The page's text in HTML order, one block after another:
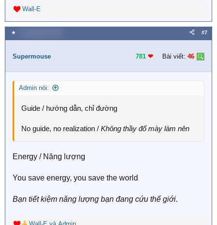
R
e
a
c
i
n
s
Wall-E
★ #7
Supermouse 781 ❤︎ Bài viết: 46
Admin nói:
Guide / hướng dẫn, chỉ đường
No guide, no realization / Không thầy đố mày làm nên
Energy / Năng lượng
You save energy, you save the world
Bạn tiết kiệm năng lượng bạn đang cứu thế giới.